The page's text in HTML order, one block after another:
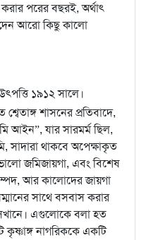
করার পরের বছরই, অর্থাৎ
আরো কিছু কালো
১৯১২ সালে।
শাসনের প্রতিবাদে,
আইন”, যার সারমর্ম ছিল,
সাদারা থাকবে অপেক্ষাকৃত
জমিজায়গা, এবং বিশেষ
আর কালোদের জায়গা
সাথে বসবাস করার
এগুলোকে বলা হত
কৃষ্ণাঙ্গ নাগরিককে একটি